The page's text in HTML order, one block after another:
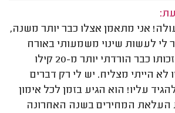
אני מתאמן אצלו כבר יותר משנה,
לי לעשות שינוי משמעותי באורח
חיים, בזכותו כבר הורדתי יותר מ-20 קילו
לא הייתי מצליח. יש לי רק דברים
עליו! הוא הגיע בזמן לכל אימון
העלאת המחירים בשנה האחרונה